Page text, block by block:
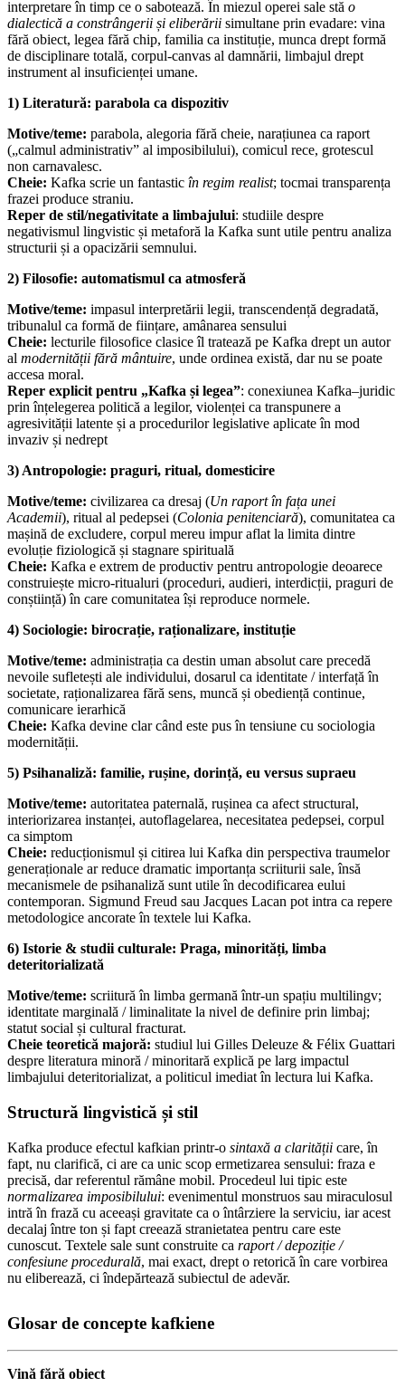
interpretare în timp ce o sabotează. În miezul operei sale stă o
dialectică a constrângerii și eliberării simultane prin evadare: vina
fără obiect, legea fără chip, familia ca instituție, munca drept formă
de disciplinare totală, corpul-canvas al damnării, limbajul drept
instrument al insuficienței umane.
1) Literatură: parabola ca dispozitiv
Motive/teme: parabola, alegoria fără cheie, narațiunea ca raport
(„calmul administrativ” al imposibilului), comicul rece, grotescul
non carnavalesc.
Cheie: Kafka scrie un fantastic în regim realist; tocmai transparența
frazei produce straniu.
Reper de stil/negativitate a limbajului: studiile despre
negativismul lingvistic și metaforă la Kafka sunt utile pentru analiza
structurii și a opacizării semnului.
2) Filosofie: automatismul ca atmosferă
Motive/teme: impasul interpretării legii, transcendență degradată,
tribunalul ca formă de ființare, amânarea sensului
Cheie: lecturile filosofice clasice îl tratează pe Kafka drept un autor
al modernității fără mântuire, unde ordinea există, dar nu se poate
accesa moral.
Reper explicit pentru „Kafka și legea”: conexiunea Kafka–juridic
prin înțelegerea politică a legilor, violenței ca transpunere a
agresivității latente și a procedurilor legislative aplicate în mod
invaziv și nedrept
3) Antropologie: praguri, ritual, domesticire
Motive/teme: civilizarea ca dresaj (Un raport în fața unei
Academii), ritual al pedepsei (Colonia penitenciară), comunitatea ca
mașină de excludere, corpul mereu impur aflat la limita dintre
evoluție fiziologică și stagnare spirituală
Cheie: Kafka e extrem de productiv pentru antropologie deoarece
construiește micro-ritualuri (proceduri, audieri, interdicții, praguri de
conștiință) în care comunitatea își reproduce normele.
4) Sociologie: birocrație, raționalizare, instituție
Motive/teme: administrația ca destin uman absolut care precedă
nevoile sufletești ale individului, dosarul ca identitate / interfață în
societate, raționalizarea fără sens, muncă și obediență continue,
comunicare ierarhică
Cheie: Kafka devine clar când este pus în tensiune cu sociologia
modernității.
5) Psihanaliză: familie, rușine, dorință, eu versus supraeu
Motive/teme: autoritatea paternală, rușinea ca afect structural,
interiorizarea instanței, autoflagelarea, necesitatea pedepsei, corpul
ca simptom
Cheie: reducționismul și citirea lui Kafka din perspectiva traumelor
generaționale ar reduce dramatic importanța scriiturii sale, însă
mecanismele de psihanaliză sunt utile în decodificarea eului
contemporan. Sigmund Freud sau Jacques Lacan pot intra ca repere
metodologice ancorate în textele lui Kafka.
6) Istorie & studii culturale: Praga, minorități, limba
deteritorializată
Motive/teme: scriitură în limba germană într-un spațiu multilingv;
identitate marginală / liminalitate la nivel de definire prin limbaj;
statut social și cultural fracturat.
Cheie teoretică majoră: studiul lui Gilles Deleuze & Félix Guattari
despre literatura minoră / minoritară explică pe larg impactul
limbajului deteritorializat, a politicul imediat în lectura lui Kafka.
Structură lingvistică și stil
Kafka produce efectul kafkian printr-o sintaxă a clarității care, în
fapt, nu clarifică, ci are ca unic scop ermetizarea sensului: fraza e
precisă, dar referentul rămâne mobil. Procedeul lui tipic este
normalizarea imposibilului: evenimentul monstruos sau miraculosul
intră în frază cu aceeași gravitate ca o întârziere la serviciu, iar acest
decalaj între ton și fapt creează stranietatea pentru care este
cunoscut. Textele sale sunt construite ca raport / depoziție /
confesiune procedurală, mai exact, drept o retorică în care vorbirea
nu eliberează, ci îndepărtează subiectul de adevăr.
Glosar de concepte kafkiene
Vină fără obiect